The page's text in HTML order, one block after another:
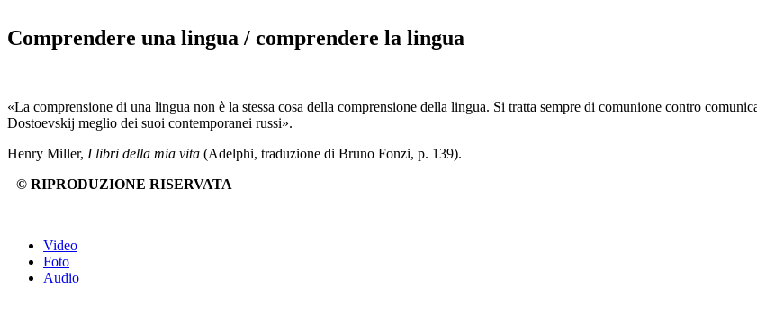
Comprendere una lingua / comprendere la lingua
«La comprensione di una lingua non è la stessa cosa della comprensione della lingua. Si tratta sempre di comunione contro
Dostoevskij meglio dei suoi contemporanei russi».
Henry Miller, I libri della mia vita (Adelphi, traduzione di Bruno Fonzi, p. 139).
© RIPRODUZIONE RISERVATA
Video
Foto
Audio